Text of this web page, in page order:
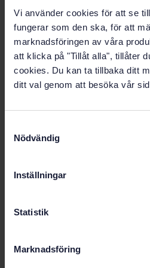
Vi använder cookies för att se
fungerar som den ska, för att
marknadsföringen av våra
att klicka på "Tillåt alla", tillåter
cookies. Du kan ta tillbaka ditt
ditt val genom att besöka vår
Nödvändig
Inställningar
Statistik
Marknadsföring
Värmepumpar (27.080)
Ventilation och
luftkonditionering
SVENSK STANDARD
värmepumpar, med
rumsuppvärmning och -
Prenumerera